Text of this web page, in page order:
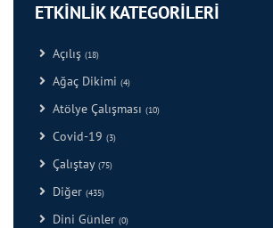
ETKİNLİK KATEGORİLERİ
Açılış (18)
Ağaç Dikimi (4)
Atölye Çalışması (10)
Covid-19 (3)
Çalıştay (75)
Diğer (435)
Dini Günler (0)